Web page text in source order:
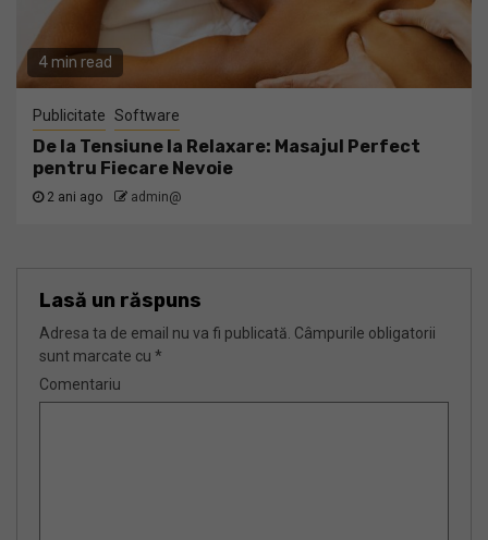
4 min read
Publicitate Software
De la Tensiune la Relaxare: Masajul Perfect
pentru Fiecare Nevoie
2 ani ago admin@
Lasă un răspuns
Adresa ta de email nu va fi publicată. Câmpurile obligatorii
sunt marcate cu *
Comentariu